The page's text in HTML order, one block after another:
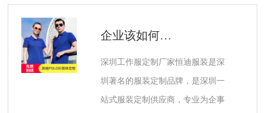
企业该如何选择合适的深圳工作服定制厂家？
深圳工作服定制厂家恒迪服装是深
圳著名的服装定制品牌，是深圳一
站式服装定制供应商，专业为企事